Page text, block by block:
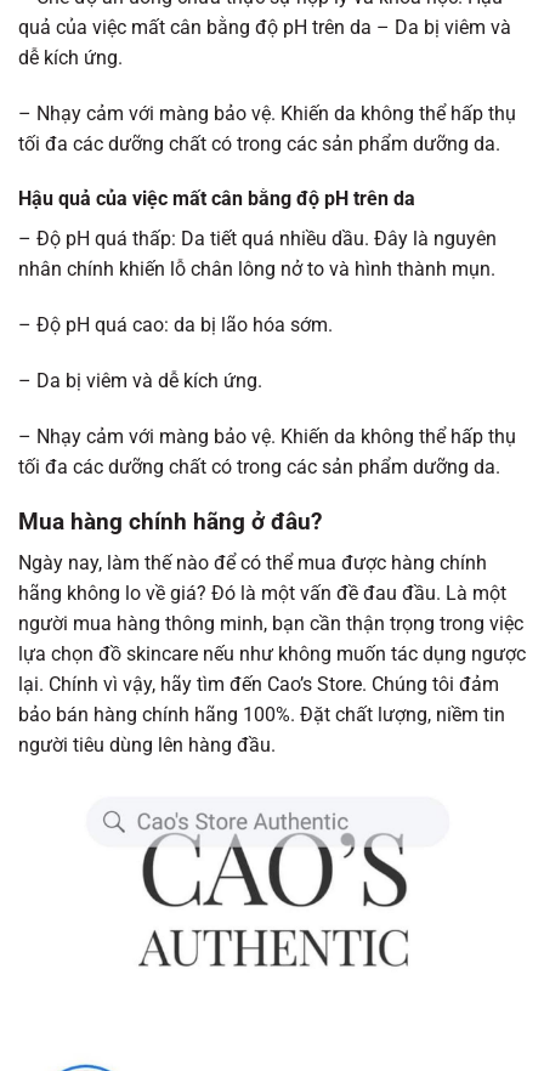
quả của việc mất cân bằng độ pH trên da – Da bị viêm và
dễ kích ứng.
– Nhạy cảm với màng bảo vệ. Khiến da không thể hấp thụ
tối đa các dưỡng chất có trong các sản phẩm dưỡng da.
Hậu quả của việc mất cân bằng độ pH trên da
– Độ pH quá thấp: Da tiết quá nhiều dầu. Đây là nguyên
nhân chính khiến lỗ chân lông nở to và hình thành mụn.
– Độ pH quá cao: da bị lão hóa sớm.
– Da bị viêm và dễ kích ứng.
– Nhạy cảm với màng bảo vệ. Khiến da không thể hấp thụ
tối đa các dưỡng chất có trong các sản phẩm dưỡng da.
Mua hàng chính hãng ở đâu?
Ngày nay, làm thế nào để có thể mua được hàng chính
hãng không lo về giá? Đó là một vấn đề đau đầu. Là một
người mua hàng thông minh, bạn cần thận trọng trong việc
lựa chọn đồ skincare nếu như không muốn tác dụng ngược
lại. Chính vì vậy, hãy tìm đến Cao’s Store. Chúng tôi đảm
bảo bán hàng chính hãng 100%. Đặt chất lượng, niềm tin
người tiêu dùng lên hàng đầu.